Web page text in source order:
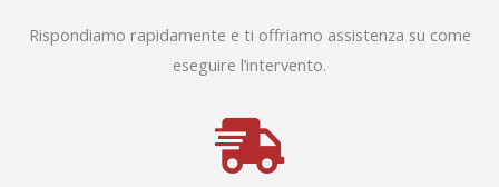
Rispondiamo rapidamente e ti offriamo assistenza su come
eseguire l’intervento.